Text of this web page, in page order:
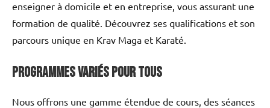
enseigner à domicile et en entreprise, vous assurant une
formation de qualité. Découvrez ses qualifications et son
parcours unique en Krav Maga et Karaté.
Programmes Variés pour Tous
Nous offrons une gamme étendue de cours, des séances